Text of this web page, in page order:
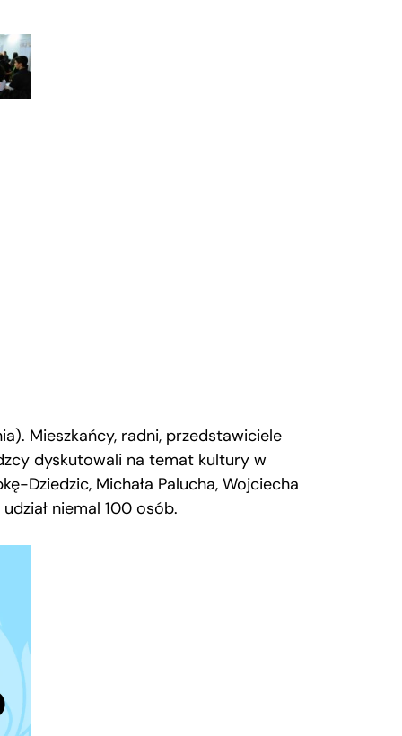
Mieszkańcy, radni, przedstawiciele
dyskutowali na temat kultury w
Dziedzic, Michała Palucha, Wojciecha
niemal 100 osób.